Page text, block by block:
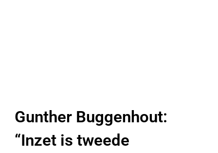
Gunther Buggenhout:
“Inzet is tweede